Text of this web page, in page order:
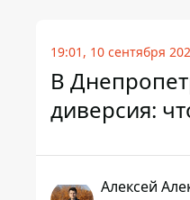
19:01, 10 сентября
В
диверсия:
Алексей